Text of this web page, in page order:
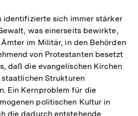
identifizierte sich immer stärker
was einerseits bewirkte,
im Militär, in den Behörden
von Protestanten besetzt
daß die evangelischen Kirchen
Strukturen
Ein Kernproblem für die
politischen Kultur in
die dadurch entstehende